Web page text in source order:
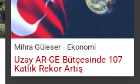
Mihra Güleser Ekonomi
Uzay AR-GE Bütçesinde 107
Katlık Rekor Artış